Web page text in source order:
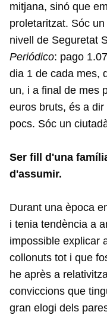
mitjana, sinó que
proletaritzat. Sóc
nivell de Seguretat
Periódico: pago
dia 1 de cada mes,
un, i a final de mes
euros bruts, és a
pocs. Sóc un
Ser fill d'una
d'assumir.
Durant una època
i tenia tendència a
impossible explicar
collonuts tot i que
he après a
conviccions que
gran elogi dels